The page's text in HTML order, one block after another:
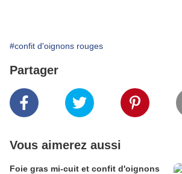
#confit d'oignons rouges
Partager
Vous aimerez aussi
Foie gras mi-cuit et confit d'oignons